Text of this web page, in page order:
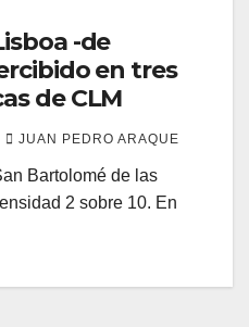
-de
en tres
de CLM
JUAN PEDRO ARAQUE
Bartolomé de las
2 sobre 10. En